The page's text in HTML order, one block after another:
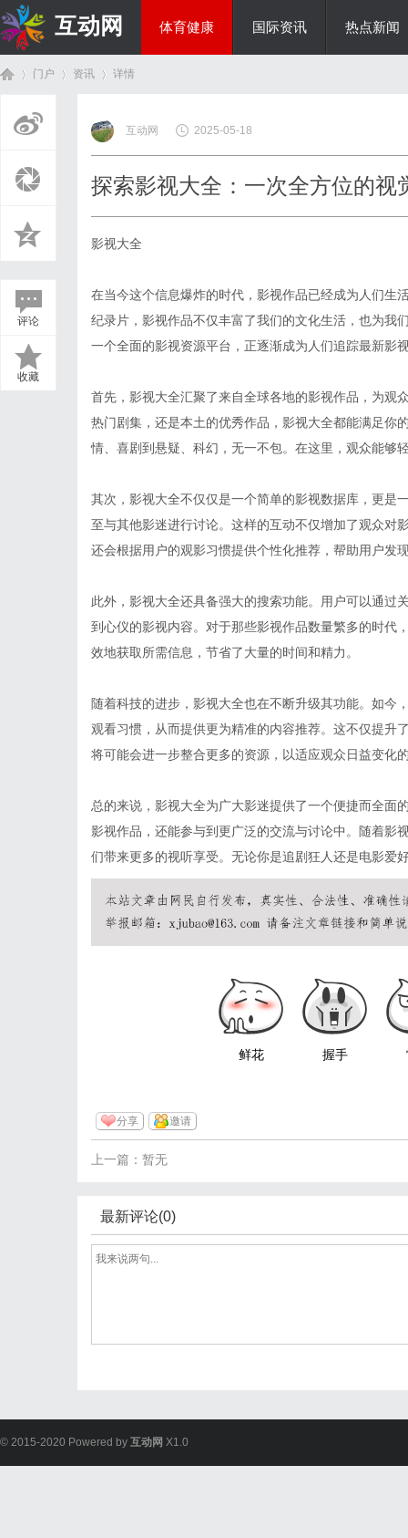
互动网 体育健康 国际资讯 热点新闻
门户 资讯
›
详情
评论
收藏
互动网 2025-05-18
探索影视大全：一次全方位的视
影视大全
在当今这个信息爆炸的时代，影视作品已经成为人们生
纪录片，影视作品不仅丰富了我们的文化生活，也为我
一个全面的影视资源平台，正逐渐成为人们追踪最新影
首先，影视大全汇聚了来自全球各地的影视作品，为观
热门剧集，还是本土的优秀作品，影视大全都能满足你
情、喜剧到悬疑、科幻，无一不包。在这里，观众能够
其次，影视大全不仅仅是一个简单的影视数据库，更是
至与其他影迷进行讨论。这样的互动不仅增加了观众对
还会根据用户的观影习惯提供个性化推荐，帮助用户发
此外，影视大全还具备强大的搜索功能。用户可以通过
到心仪的影视内容。对于那些影视作品数量繁多的时代
效地获取所需信息，节省了大量的时间和精力。
随着科技的进步，影视大全也在不断升级其功能。如今
观看习惯，从而提供更为精准的内容推荐。这不仅提升
将可能会进一步整合更多的资源，以适应观众日益变化
总的来说，影视大全为广大影迷提供了一个便捷而全面
影视作品，还能参与到更广泛的交流与讨论中。随着影
们带来更多的视听享受。无论你是追剧狂人还是电影爱
鲜花 握手
分享 邀请
上一篇：暂无
最新评论(0)
© 2015-2020 Powered by 互动网 X1.0